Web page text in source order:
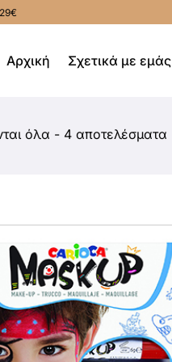
Αρχική Σχετικά με εμάς
όλα - 4 αποτελέσματα